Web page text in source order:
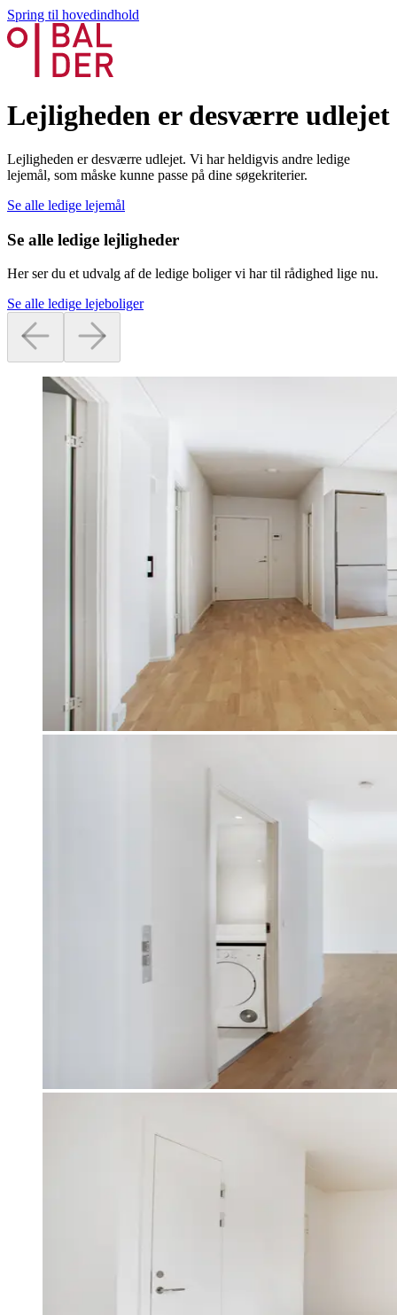
Spring til hovedindhold
Lejligheden er desværre udlejet
Lejligheden er desværre udlejet. Vi har heldigvis andre ledige
lejemål, som måske kunne passe på dine søgekriterier.
Se alle ledige lejemål
Se alle ledige lejligheder
Her ser du et udvalg af de ledige boliger vi har til rådighed lige nu.
Se alle ledige lejeboliger